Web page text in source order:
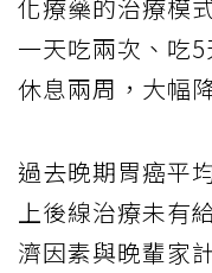
化療藥的治療模
一天吃兩次、吃
休息兩周，大幅
過去晚期胃癌平
上後線治療未有
濟因素與晚輩家